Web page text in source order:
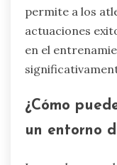
permite a los
actuaciones
en el
¿Cómo
un entorno